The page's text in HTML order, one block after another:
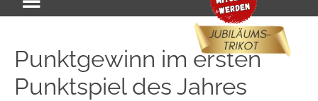
Punktgewinn im ersten
Punktspiel des Jahres